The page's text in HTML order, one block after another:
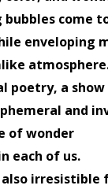
bubbles come
enveloping
poetry, a show
and
of wonder
each of us.
irresistible
per crociere
per crociere
e lasci un
2026